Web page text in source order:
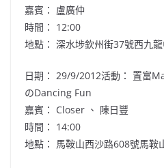
嘉賓： 盧廣仲
時間： 12:00
地點： 深水埗欽州街37號西九
日期： 29/9/2012活動： 置富
のDancing Fun
嘉賓： Closer 、 陳日豐
時間： 14:00
地點： 馬鞍山西沙路608號馬鞍